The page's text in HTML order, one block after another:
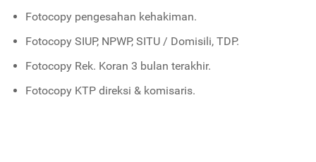
Fotocopy pengesahan kehakiman.
Fotocopy SIUP, NPWP, SITU / Domisili, TDP.
Fotocopy Rek. Koran 3 bulan terakhir.
Fotocopy KTP direksi & komisaris.